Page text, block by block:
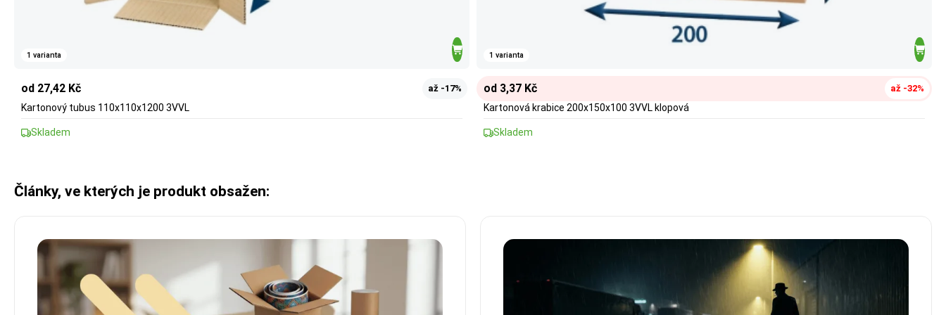
1 varianta
od 27,42 Kč až -17%
Kartonový tubus 110x110x1200 3VVL
Skladem
1 varianta
od 3,37 Kč až -32%
Kartonová krabice 200x150x100 3VVL klopová
Skladem
Články, ve kterých je produkt obsažen: